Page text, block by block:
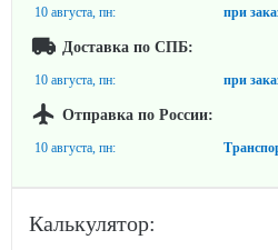
10 августа, пн: при
Доставка по СПБ:
10 августа, пн: при
Отправка по России:
10 августа, пн:
Калькулятор: